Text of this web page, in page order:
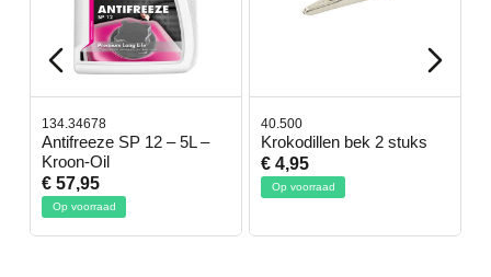
134.34678
Antifreeze SP 12 – 5L –
Kroon-Oil
€ 57,95
Op voorraad
40.500
Krokodillen bek 2 stuks
€ 4,95
Op voorraad